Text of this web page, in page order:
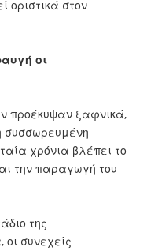
οριστικά στον
οι
προέκυψαν ξαφνικά,
συσσωρευμένη
χρόνια βλέπει το
την παραγωγή του
της
συνεχείς